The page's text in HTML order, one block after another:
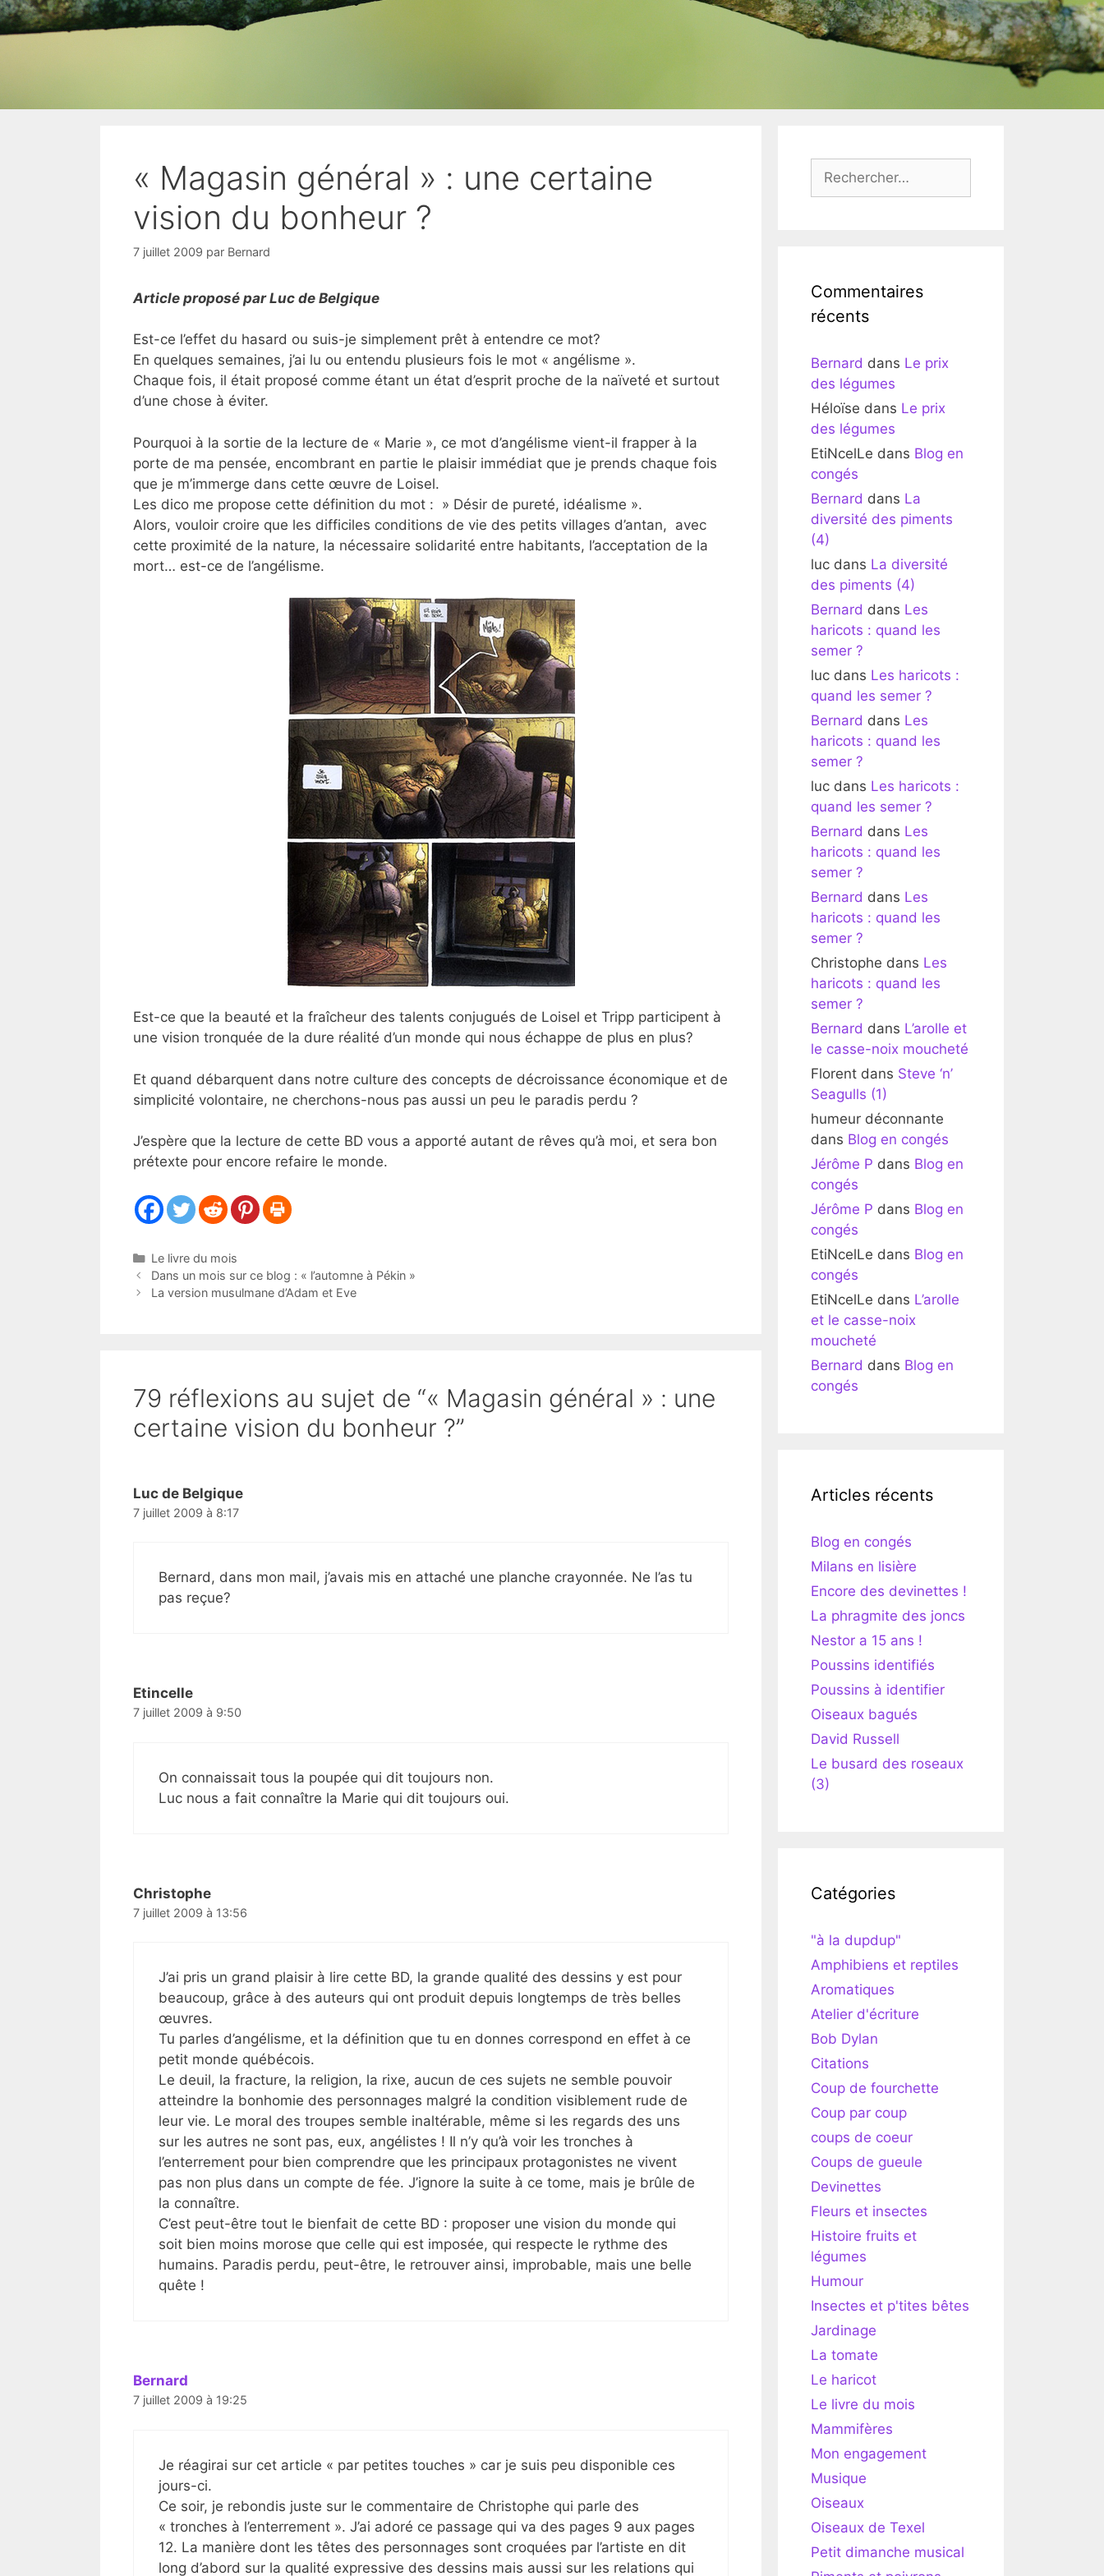
« Magasin général » : une certaine
vision du bonheur ?
7 juillet 2009 par Bernard
Article proposé par Luc de Belgique
Est-ce l’effet du hasard ou suis-je simplement prêt à entendre ce mot?
En quelques semaines, j’ai lu ou entendu plusieurs fois le mot « angélisme ».
Chaque fois, il était proposé comme étant un état d’esprit proche de la naïveté et surtout
d’une chose à éviter.
Pourquoi à la sortie de la lecture de « Marie », ce mot d’angélisme vient-il frapper à la
porte de ma pensée, encombrant en partie le plaisir immédiat que je prends chaque fois
que je m’immerge dans cette œuvre de Loisel.
Les dico me propose cette définition du mot : » Désir de pureté, idéalisme ».
Alors, vouloir croire que les difficiles conditions de vie des petits villages d’antan, avec
cette proximité de la nature, la nécessaire solidarité entre habitants, l’acceptation de la
mort… est-ce de l’angélisme.
Est-ce que la beauté et la fraîcheur des talents conjugués de Loisel et Tripp participent à
une vision tronquée de la dure réalité d’un monde qui nous échappe de plus en plus?
Et quand débarquent dans notre culture des concepts de décroissance économique et de
simplicité volontaire, ne cherchons-nous pas aussi un peu le paradis perdu ?
J’espère que la lecture de cette BD vous a apporté autant de rêves qu’à moi, et sera bon
prétexte pour encore refaire le monde.
Catégories
Le livre du mois
Dans un mois sur ce blog : « l’automne à Pékin »
La version musulmane d’Adam et Eve
79 réflexions au sujet de “« Magasin général » : une
certaine vision du bonheur ?”
Luc de Belgique
7 juillet 2009 à 8:17
Bernard, dans mon mail, j’avais mis en attaché une planche crayonnée. Ne l’as tu
pas reçue?
Etincelle
7 juillet 2009 à 9:50
On connaissait tous la poupée qui dit toujours non.
Luc nous a fait connaître la Marie qui dit toujours oui.
Christophe
7 juillet 2009 à 13:56
J’ai pris un grand plaisir à lire cette BD, la grande qualité des dessins y est pour
beaucoup, grâce à des auteurs qui ont produit depuis longtemps de très belles
œuvres.
Tu parles d’angélisme, et la définition que tu en donnes correspond en effet à ce
petit monde québécois.
Le deuil, la fracture, la religion, la rixe, aucun de ces sujets ne semble pouvoir
atteindre la bonhomie des personnages malgré la condition visiblement rude de
leur vie. Le moral des troupes semble inaltérable, même si les regards des uns
sur les autres ne sont pas, eux, angélistes ! Il n’y qu’à voir les tronches à
l’enterrement pour bien comprendre que les principaux protagonistes ne vivent
pas non plus dans un compte de fée. J’ignore la suite à ce tome, mais je brûle de
la connaître.
C’est peut-être tout le bienfait de cette BD : proposer une vision du monde qui
soit bien moins morose que celle qui est imposée, qui respecte le rythme des
humains. Paradis perdu, peut-être, le retrouver ainsi, improbable, mais une belle
quête !
Bernard
7 juillet 2009 à 19:25
Je réagirai sur cet article « par petites touches » car je suis peu disponible ces
jours-ci.
Ce soir, je rebondis juste sur le commentaire de Christophe qui parle des
« tronches à l’enterrement ». J’ai adoré ce passage qui va des pages 9 aux pages
12. La manière dont les têtes des personnages sont croquées par l’artiste en dit
long d’abord sur la qualité expressive des dessins mais aussi sur les relations qui
Commentaires
récents
Bernard dans Le prix
des légumes
Héloïse dans Le prix
des légumes
EtiNcelLe dans Blog en
congés
Bernard dans La
diversité des piments
(4)
luc dans La diversité
des piments (4)
Bernard dans Les
haricots : quand les
semer ?
luc dans Les haricots :
quand les semer ?
Bernard dans Les
haricots : quand les
semer ?
luc dans Les haricots :
quand les semer ?
Bernard dans Les
haricots : quand les
semer ?
Bernard dans Les
haricots : quand les
semer ?
Christophe dans Les
haricots : quand les
semer ?
Bernard dans L’arolle et
le casse-noix moucheté
Florent dans Steve ‘n’
Seagulls (1)
humeur déconnante
dans Blog en congés
Jérôme P dans Blog en
congés
Jérôme P dans Blog en
congés
EtiNcelLe dans Blog en
congés
EtiNcelLe dans L’arolle
et le casse-noix
moucheté
Bernard dans Blog en
congés
Articles récents
Blog en congés
Milans en lisière
Encore des devinettes !
La phragmite des joncs
Nestor a 15 ans !
Poussins identifiés
Poussins à identifier
Oiseaux bagués
David Russell
Le busard des roseaux
(3)
Catégories
"à la dupdup"
Amphibiens et reptiles
Aromatiques
Atelier d'écriture
Bob Dylan
Citations
Coup de fourchette
Coup par coup
coups de coeur
Coups de gueule
Devinettes
Fleurs et insectes
Histoire fruits et
légumes
Humour
Insectes et p'tites bêtes
Jardinage
La tomate
Le haricot
Le livre du mois
Mammifères
Mon engagement
Musique
Oiseaux
Oiseaux de Texel
Petit dimanche musical